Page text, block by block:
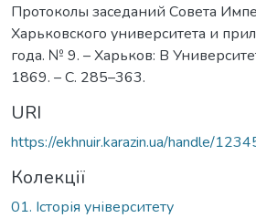
Протоколы заседаний Совета
Харьковского университета и
года. № 9. – Харьков: В
1869. – С. 285–363.
URI
https://ekhnuir.karazin.ua/handle/
Колекції
01. Історія університету